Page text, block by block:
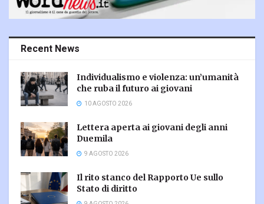
Recent News
Individualismo e violenza: un’umanità
che ruba il futuro ai giovani
10 AGOSTO 2026
Lettera aperta ai giovani degli anni
Duemila
9 AGOSTO 2026
Il rito stanco del Rapporto Ue sullo
Stato di diritto